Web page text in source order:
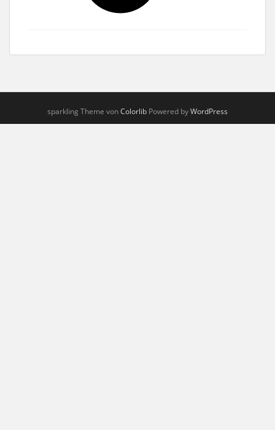
sparkling Theme vonColorlib Powered byWordPress